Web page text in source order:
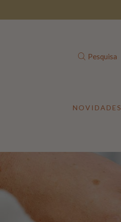
Pesquisa
NOVIDADES